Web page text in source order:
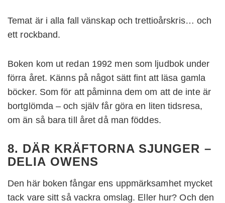
Temat är i alla fall vänskap och trettioårskris… och
ett rockband.
Boken kom ut redan 1992 men som ljudbok under
förra året. Känns på något sätt fint att läsa gamla
böcker. Som för att påminna dem om att de inte är
bortglömda – och själv får göra en liten tidsresa,
om än så bara till året då man föddes.
8. DÄR KRÄFTORNA SJUNGER –
DELIA OWENS
Den här boken fångar ens uppmärksamhet mycket
tack vare sitt så vackra omslag. Eller hur? Och den